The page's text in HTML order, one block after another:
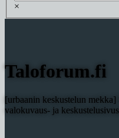
×
Taloforum.fi
[urbaanin keskustelun
valokuvaus- ja